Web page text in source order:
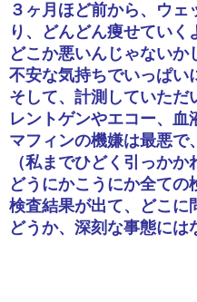
３ヶ月ほど前から、ウ
り、どんどん痩せていく
どこか悪いんじゃないか
不安な気持ちでいっぱい
そして、計測していただ
レントゲンやエコー、血
マフィンの機嫌は最悪で
（私までひどく引っかか
どうにかこうにか全ての
検査結果が出て、どこに
どうか、深刻な事態には